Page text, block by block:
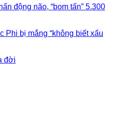
động não, “bom tấn” 5.300
Phi bị mắng “không biết xấu
đời